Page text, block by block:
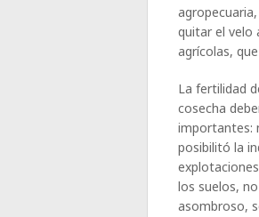
quitar el velo
agrícolas,
La fertilidad
cosecha
importantes:
posibilitó la
los suelos,
asombroso,